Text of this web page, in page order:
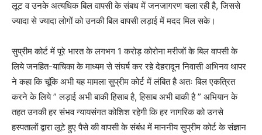
लूट व उनके अत्यधिक बिल वापसी के संबध में जनजागरण चला रही है, जिससे
ज्यादा से ज्यादा लोगों को उनकी बिल वापसी लड़ाई में मदद मिल सके।
सुप्रीम कोर्ट में पूरे भारत के लगभग 1 करोड़ कोरोना मरीजों के बिल वापसी के
लिये जनहित-याचिका के माध्यम से संघर्ष कर रहे देहरादून निवासी अभिनव थापर
ने कहा कि चूंकि अभी यह मामला सुप्रीम कोर्ट में लंबित है अतः बिल एकत्रित
करने के लिये ” लड़ाई अभी बाकी हिसाब है, हिसाब अभी बाकी है ” अभियान के
तहत उनकी हर संभव न्यायसंगत कोशिश रहेगी कि हर नागरिक को उनसे
हस्पतालों द्वारा लूटे हुए पैसे की वापसी के संबंध में माननीय सुप्रीम कोर्ट के संज्ञान